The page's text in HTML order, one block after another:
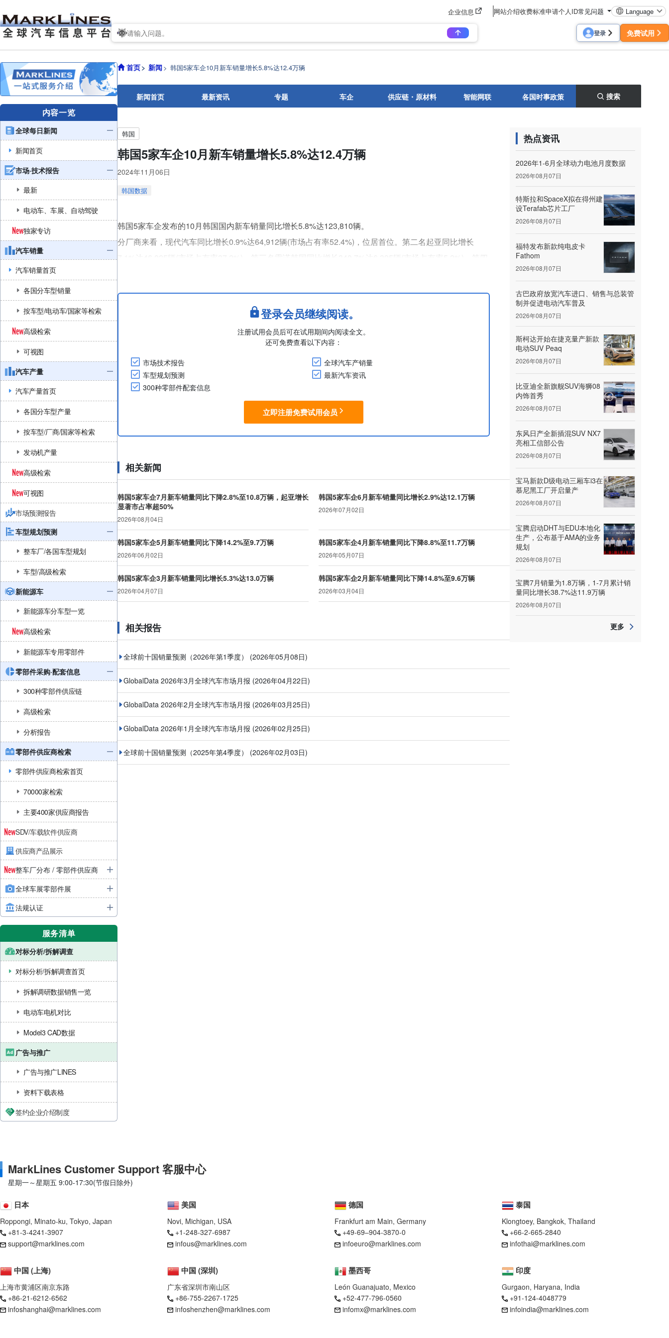
企业信息 网站介绍收费标准申请个人ID常见问题 Language
登录 免费试用
内容一览
全球每日新闻
新闻首页
市场·技术报告
最新
电动车、车展、自动驾驶
独家专访
汽车销量
汽车销量首页
各国分车型销量
按车型/电动车/国家等检索
高级检索
可视图
汽车产量
汽车产量首页
各国分车型产量
按车型/厂商/国家等检索
发动机产量
高级检索
可视图
市场预测报告
车型规划预测
整车厂/各国车型规划
车型/高级检索
新能源车
新能源车分车型一览
高级检索
新能源车专用零部件
零部件采购·配套信息
300种零部件供应链
高级检索
分析报告
零部件供应商检索
零部件供应商检索首页
70000家检索
主要400家供应商报告
SDV/车载软件供应商
供应商产品展示
整车厂分布 / 零部件供应商
全球车展零部件展
法规认证
服务清单
对标分析/拆解调查
对标分析/拆解调查首页
拆解调研数据销售一览
电动车电机对比
Model3 CAD数据
广告与推广
广告与推广LINES
资料下载表格
签约企业介绍制度
首页 新闻 韩国5家车企10月新车销量增长5.8%达12.4万辆
新闻首页 最新资讯 专题 车企 供应链・原材料 智能网联 各国时事政策 搜索
韩国
韩国5家车企10月新车销量增长5.8%达12.4万辆
2024年11月06日
韩国数据
韩国5家车企发布的10月韩国国内新车销量同比增长5.8%达123,810辆。
分厂商来看，现代汽车同比增长0.9%达64,912辆(市场占有率52.4%)，位居首位。第二名起亚同比增长
7.1%达46,025辆(市场占有率37.2%)，第三名雷诺韩国同比增长340.7%达6,395辆(市场占有率5.2%)，第四
登录会员继续阅读。
注册试用会员后可在试用期间内阅读全文。
还可免费查看以下内容：
市场技术报告
全球汽车产销量
车型规划预测
最新汽车资讯
300种零部件配套信息
立即注册免费试用会员
相关新闻
韩国5家车企7月新车销量同比下降2.8%至10.8万辆，起亚增长
显著市占率超50%
2026年08月04日
韩国5家车企6月新车销量同比增长2.9%达12.1万辆
2026年07月02日
韩国5家车企5月新车销量同比下降14.2%至9.7万辆
2026年06月02日
韩国5家车企4月新车销量同比下降8.8%至11.7万辆
2026年05月07日
韩国5家车企3月新车销量同比增长5.3%达13.0万辆
2026年04月07日
韩国5家车企2月新车销量同比下降14.8%至9.6万辆
2026年03月04日
相关报告
全球前十国销量预测（2026年第1季度） (2026年05月08日)
GlobalData 2026年3月全球汽车市场月报 (2026年04月22日)
GlobalData 2026年2月全球汽车市场月报 (2026年03月25日)
GlobalData 2026年1月全球汽车市场月报 (2026年02月25日)
全球前十国销量预测（2025年第4季度） (2026年02月03日)
热点资讯
2026年1-6月全球动力电池月度数据
2026年08月07日
特斯拉和SpaceX拟在得州建
设Terafab芯片工厂
2026年08月07日
福特发布新款纯电皮卡
Fathom
2026年08月07日
古巴政府放宽汽车进口、销售与总装管
制并促进电动汽车普及
2026年08月07日
斯柯达开始在捷克量产新款
电动SUV Peaq
2026年08月07日
比亚迪全新旗舰SUV海狮08
内饰首秀
2026年08月07日
东风日产全新插混SUV NX7
亮相工信部公告
2026年08月07日
宝马新款D级电动三厢车i3在
慕尼黑工厂开启量产
2026年08月07日
宝腾启动DHT与EDU本地化
生产，公布基于AMA的业务
规划
2026年08月07日
宝腾7月销量为1.8万辆，1-7月累计销
量同比增长38.7%达11.9万辆
2026年08月07日
更多
MarkLines Customer Support 客服中心
星期一～星期五 9:00-17:30(节假日除外)
日本
Roppongi, Minato-ku, Tokyo, Japan
+81-3-4241-3907
support@marklines.com
美国
Novi, Michigan, USA
+1-248-327-6987
infous@marklines.com
墨西哥
León Guanajuato, Mexico
+52-477-796-0560
infomx@marklines.com
德国
Frankfurt am Main, Germany
+49-69–904-3870-0
infoeuro@marklines.com
中国 (上海)
上海市黄浦区南京东路
+86-21-6212-6562
infoshanghai@marklines.com
中国 (深圳)
广东省深圳市南山区
+86-755-2267-1725
infoshenzhen@marklines.com
泰国
Klongtoey, Bangkok, Thailand
+66-2-665-2840
infothai@marklines.com
印度
Gurgaon, Haryana, India
+91-124-4048779
infoindia@marklines.com